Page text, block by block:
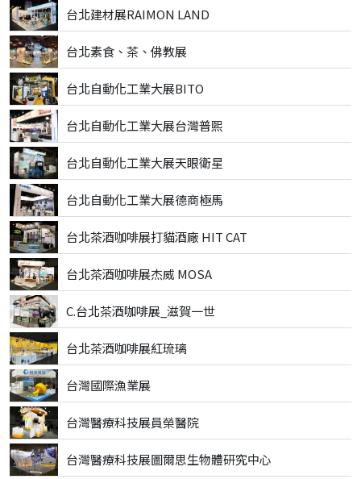
台北建材展RAIMON LAND
台北素食、茶、佛教展
台北自動化工業大展BITO
台北自動化工業大展台灣普熙
台北自動化工業大展天眼衛星
台北自動化工業大展德商極馬
台北茶酒咖啡展打貓酒廠 HIT CAT
台北茶酒咖啡展杰威 MOSA
C.台北茶酒咖啡展_滋賀一世
台北茶酒咖啡展紅琉璃
台灣國際漁業展
台灣醫療科技展員榮醫院
台灣醫療科技展圖爾思生物體研究中心